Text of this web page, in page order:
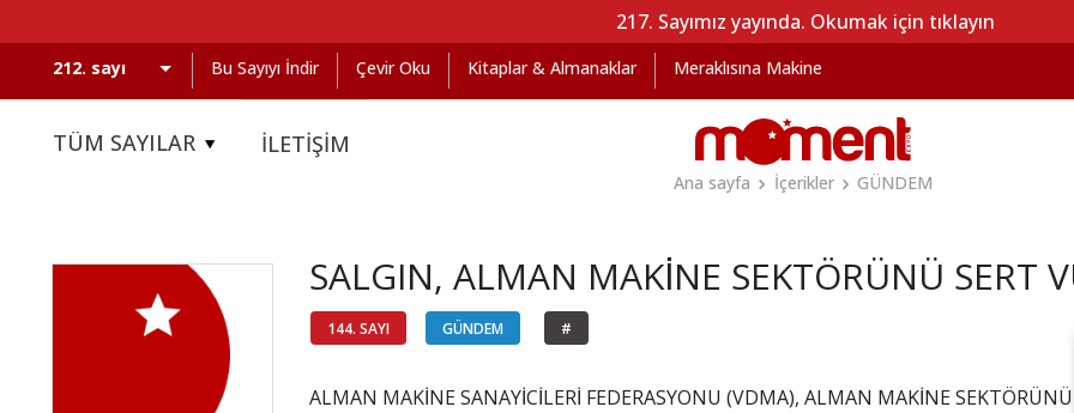
217. Sayımız yayında. Okumak için tıklayın
Bu Sayıyı İndir Çevir Oku Kitaplar & Almanaklar Meraklısına Makine
TÜM SAYILAR İLETİŞİM
Ana sayfa
İçerikler GÜNDEM
SALGIN, ALMAN MAKİNE SEKTÖRÜNÜ SERT
144. SAYI GÜNDEM #
ALMAN MAKİNE SANAYİCİLERİ FEDERASYONU (VDMA), ALMAN MAKİNE